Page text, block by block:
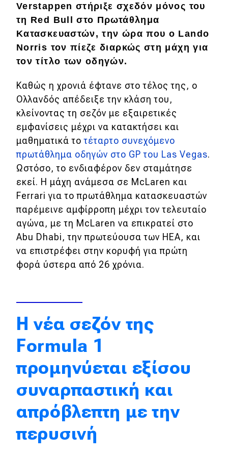
Πρωτότυπα
Ελλάδα
Κόσμος
Ασφάλεια
Αγορά
Απόψεις
Test Drive
Δοκιμή
Αποστολή
Συγκρίνουμε
Αγώνες
Motorsport
Eco
Νέα
Τεχνολογία
Mobility
Verstappen στήριξε σχεδόν μόνος του
τη Red Bull στο Πρωτάθλημα
Κατασκευαστών, την ώρα που ο Lando
Norris τον πίεζε διαρκώς στη μάχη για
τον τίτλο των οδηγών.
Καθώς η χρονιά έφτανε στο τέλος της, ο
Ολλανδός απέδειξε την κλάση του,
κλείνοντας τη σεζόν με εξαιρετικές
εμφανίσεις μέχρι να κατακτήσει και
μαθηματικά τοτέταρτο συνεχόμενο
πρωτάθλημα οδηγών στο GP του Las Vegas.
Ωστόσο, το ενδιαφέρον δεν σταμάτησε
εκεί. Η μάχη ανάμεσα σε McLaren και
Ferrari για το πρωτάθλημα κατασκευαστών
παρέμεινε αμφίρροπη μέχρι τον τελευταίο
αγώνα, με τη McLaren να επικρατεί στο
Abu Dhabi, την πρωτεύουσα των ΗΕΑ, και
να επιστρέφει στην κορυφή για πρώτη
φορά ύστερα από 26 χρόνια.
Η νέα σεζόν της
Formula 1
προμηνύεται εξίσου
συναρπαστική και
απρόβλεπτη με την
περυσινή